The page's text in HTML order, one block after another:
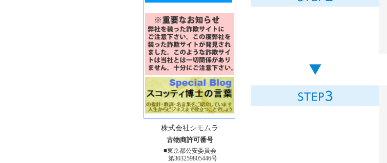
株式会社シモムラ
古物商許可番号
■東京都公安委員会
第303259805446号